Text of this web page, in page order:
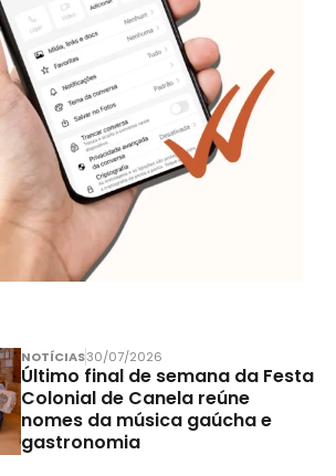
NOTÍCIAS30/07/2026
Último final de semana da Festa
Colonial de Canela reúne
nomes da música gaúcha e
gastronomia